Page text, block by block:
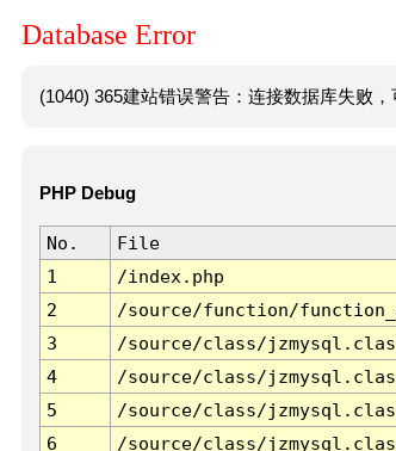
Database Error
(1040) 365建站错误警告：连接数据库失败
PHP Debug
No. File
1
/index.php
2
/source/function/
3
/source/class/
4
/source/class/
5
/source/class/
6
/source/class/